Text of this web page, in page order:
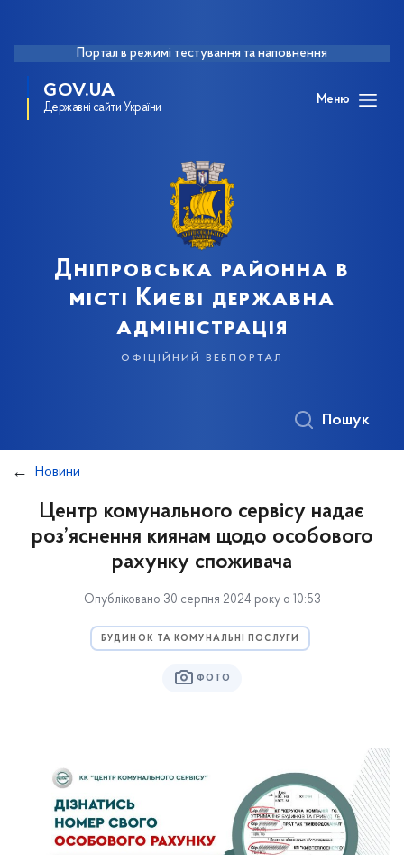
Портал в режимі тестування та наповнення
GOV.UA
Державні сайти України
Меню
Дніпровська районна в
місті Києві державна
адміністрація
офіційний вебпортал
Пошук
Новини
Центр комунального сервісу надає
роз’яснення киянам щодо особового
рахунку споживача
Опубліковано 30 серпня 2024 року о 10:53
БУДИНОК ТА КОМУНАЛЬНІ ПОСЛУГИ
ФОТО